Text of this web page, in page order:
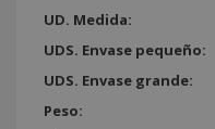
UD. Medida:
UDS. Envase pequeño:
UDS. Envase grande:
Peso: